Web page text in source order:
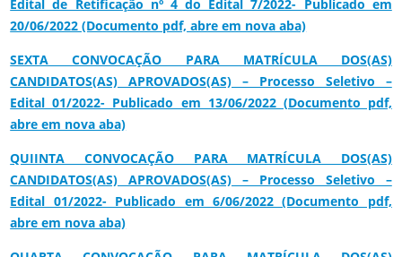
Edital de Retificação nº 4 do Edital 7/2022- Publicado em
20/06/2022 (Documento pdf, abre em nova aba)
SEXTA CONVOCAÇÃO PARA MATRÍCULA DOS(AS)
CANDIDATOS(AS) APROVADOS(AS) – Processo Seletivo –
Edital 01/2022- Publicado em 13/06/2022 (Documento pdf,
abre em nova aba)
QUIINTA CONVOCAÇÃO PARA MATRÍCULA DOS(AS)
CANDIDATOS(AS) APROVADOS(AS) – Processo Seletivo –
Edital 01/2022- Publicado em 6/06/2022 (Documento pdf,
abre em nova aba)